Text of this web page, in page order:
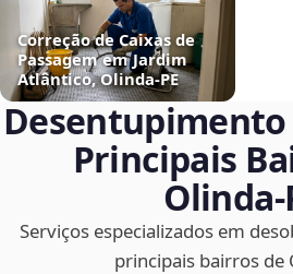
Correção de Caixas de
Passagem em Jardim
Atlântico, Olinda‑PE
Desentupimento
Principais
Serviços especializados em
principais bairros de